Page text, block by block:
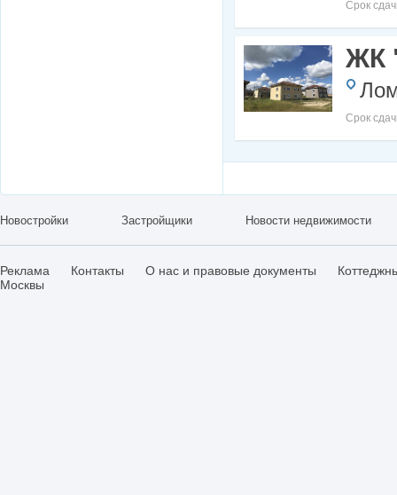
Срок
ЖК
Срок
Новостройки Застройщики Новости недвижимости
Реклама Контакты О нас и правовые документы
Москвы